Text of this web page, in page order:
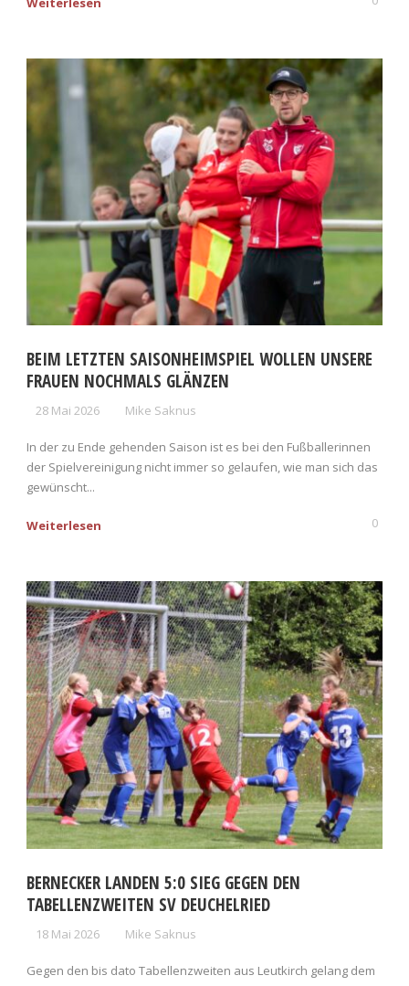
BEIM LETZTEN SAISONHEIMSPIEL WOLLEN UNSERE
FRAUEN NOCHMALS GLÄNZEN
28 Mai 2026 Mike Saknus
In der zu Ende gehenden Saison ist es bei den Fußballerinnen
der Spielvereinigung nicht immer so gelaufen, wie man sich das
gewünscht...
Weiterlesen 0
BERNECKER LANDEN 5:0 SIEG GEGEN DEN
TABELLENZWEITEN SV DEUCHELRIED
18 Mai 2026 Mike Saknus
Gegen den bis dato Tabellenzweiten aus Leutkirch gelang dem